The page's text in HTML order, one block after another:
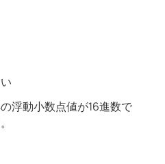
浮動小数点値が16進数で